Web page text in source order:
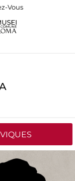
Vous